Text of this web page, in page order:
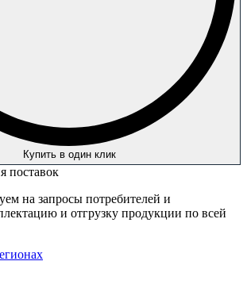
Купить в один клик
поставок
на запросы потребителей и
и отгрузку продукции по всей